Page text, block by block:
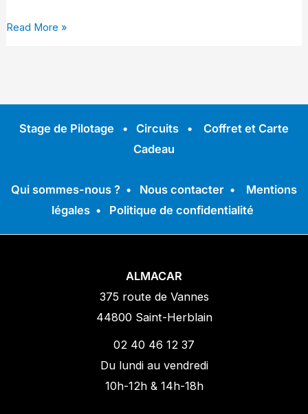
Read More »
Stage de Pilotage • Circuits • Coffret et Carte
Cadeau
Qui sommes-nous ? • Nous contacter • Mentions
légales • Politique de confidentialité
ALMACAR
375 route de Vannes
44800 Saint-Herblain
02 40 46 12 37
Du lundi au vendredi
10h-12h & 14h-18h